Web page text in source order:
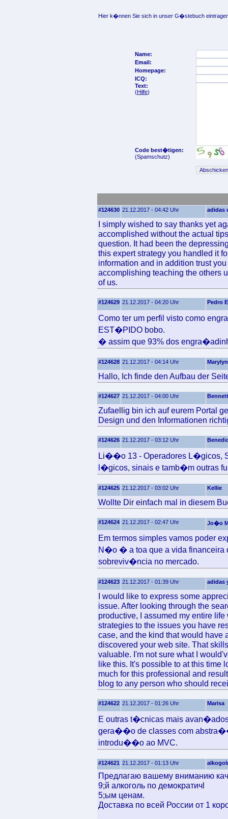
Hier k�nnen Sie sich in unser G�stebuch
Name:
Email:
Homepage:
ICQ:
Text:
(Hilfe)
Code best�tigen:
(Spamschutz)
#124630 21.12.2017 - 04:42 Uhr adidas
I simply wished to say thanks yet
accomplished without the actual
question. It had been the
this expert strategy you handled it
information and in addition trust
accomplishing teaching the others
of us.
#124629 21.12.2017 - 04:20 Uhr Pedro
Como ter um perfil visto como
EST�PIDO bobo.
� assim que 93% dos
#124628 21.12.2017 - 04:14 Uhr Marylyn
Hallo, Ich finde den Aufbau der
#124627 21.12.2017 - 04:00 Uhr Bennett
Zufaellig bin ich auf eurem Portal
Design und den Informationen
#124626 21.12.2017 - 03:12 Uhr
Li��o 13 - Operadores L�gicos,
l�gicos, sinais e tamb�m outras
#124625 21.12.2017 - 03:02 Uhr Kellie
Wollte Dir einfach mal in diesem
#124624 21.12.2017 - 02:47 Uhr Jo�o
Em termos simples vamos poder
N�o � a toa que a vida
sobreviv�ncia no mercado.
#124623 21.12.2017 - 01:39 Uhr adidas
I would like to express some
issue. After looking through the
productive, I assumed my entire
strategies to the issues you have
case, and the kind that would have
discovered your web site. That
valuable. I'm not sure what I
like this. It's possible to at this time
much for this professional and
blog to any person who should
#124622 21.12.2017 - 01:26 Uhr Marisa
E outras t�cnicas mais
gera��o de classes com
introdu��o ao MVC.
#124621 21.12.2017 - 01:13 Uhr
Предлагаю вашему вниманию
9;й алкоголь по демократичl
5;ым ценам.
Доставка по всей России от 1